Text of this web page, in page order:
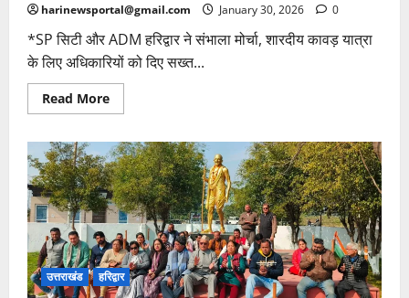
harinewsportal@gmail.com January 30, 2026 0
*SP सिटी और ADM हरिद्वार ने संभाला मोर्चा, शारदीय कावड़ यात्रा
के लिए अधिकारियों को दिए सख्त...
Read MoreRead
more
कावड़
मेले
की
तैयारियों
को
लेकर
पुलिस
और
प्रशासन
ने
किया
कावड़
उत्तराखंड हरिद्वार